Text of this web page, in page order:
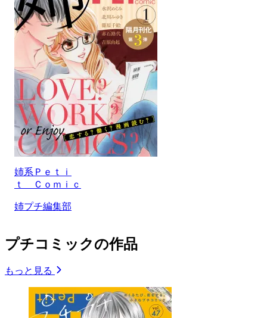
姉系Ｐｅｔｉ
ｔ Ｃｏｍｉｃ
姉プチ編集部
プチコミックの作品
もっと見る